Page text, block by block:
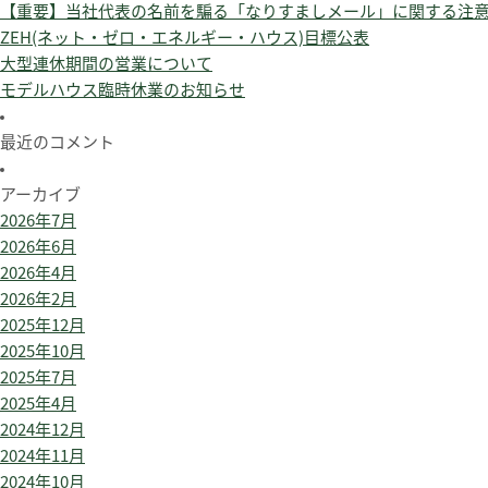
【重要】当社代表の名前を騙る「なりすましメール」に関する注
ZEH(ネット・ゼロ・エネルギー・ハウス)目標公表
大型連休期間の営業について
モデルハウス臨時休業のお知らせ
最近のコメント
アーカイブ
2026年7月
2026年6月
2026年4月
2026年2月
2025年12月
2025年10月
2025年7月
2025年4月
2024年12月
2024年11月
2024年10月